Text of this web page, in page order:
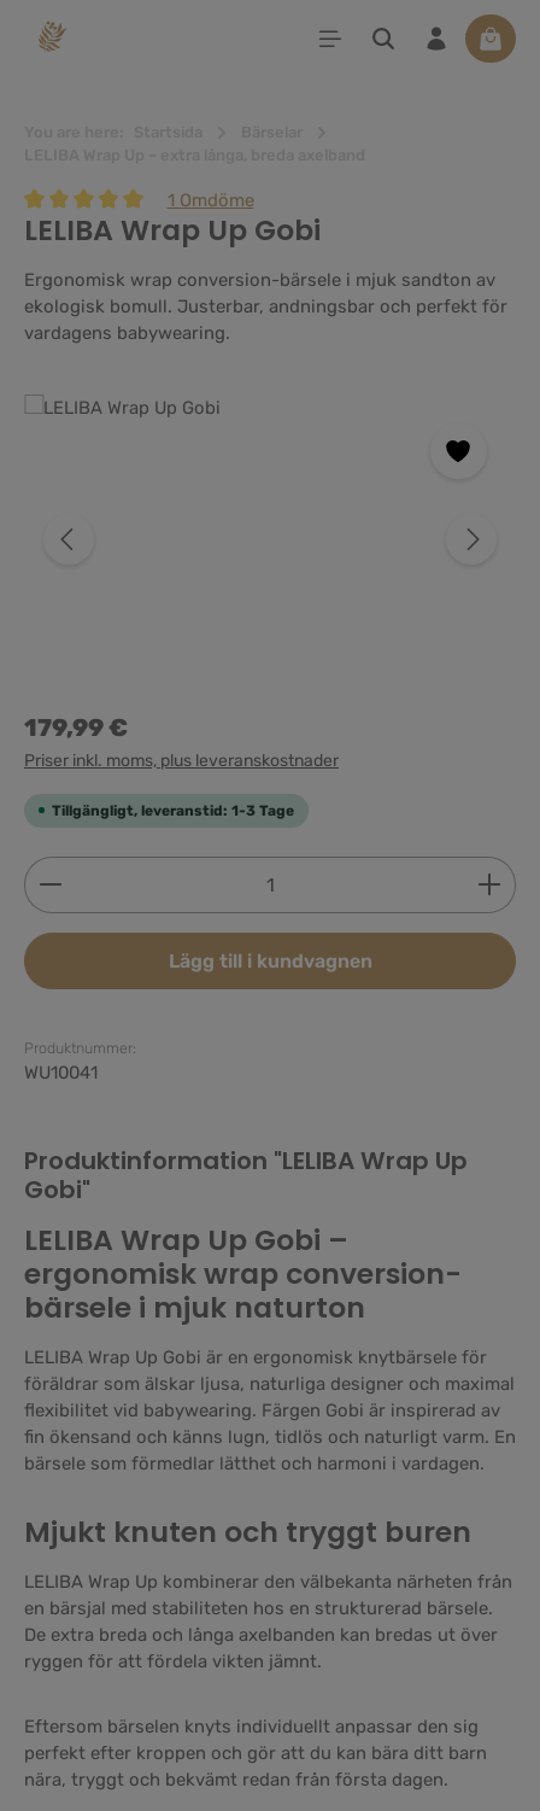
Genomsnittligt betyg på 5 av 5 stjärnor
1 Omdöme
LELIBA Wrap Up Gobi
Ergonomisk wrap conversion-bärsele i mjuk sandton av
ekologisk bomull. Justerbar, andningsbar och perfekt för
vardagens babywearing.
Hoppa över bildgalleri
179,99 €
Priser inkl. moms, plus leveranskostnader
Tillgängligt, leveranstid: 1-3 Tage
Produktkvantitet: Ange önskat belopp eller
Lägg till i kundvagnen
Produktnummer:
WU10041
Produktinformation "LELIBA Wrap Up
Gobi"
LELIBA Wrap Up Gobi –
ergonomisk wrap conversion-
bärsele i mjuk naturton
LELIBA Wrap Up Gobi är en ergonomisk knytbärsele för
föräldrar som älskar ljusa, naturliga designer och maximal
flexibilitet vid babywearing. Färgen Gobi är inspirerad av
fin ökensand och känns lugn, tidlös och naturligt varm. En
bärsele som förmedlar lätthet och harmoni i vardagen.
Mjukt knuten och tryggt buren
LELIBA Wrap Up kombinerar den välbekanta närheten från
en bärsjal med stabiliteten hos en strukturerad bärsele.
De extra breda och långa axelbanden kan bredas ut över
ryggen för att fördela vikten jämnt.
Eftersom bärselen knyts individuellt anpassar den sig
perfekt efter kroppen och gör att du kan bära ditt barn
nära, tryggt och bekvämt redan från första dagen.